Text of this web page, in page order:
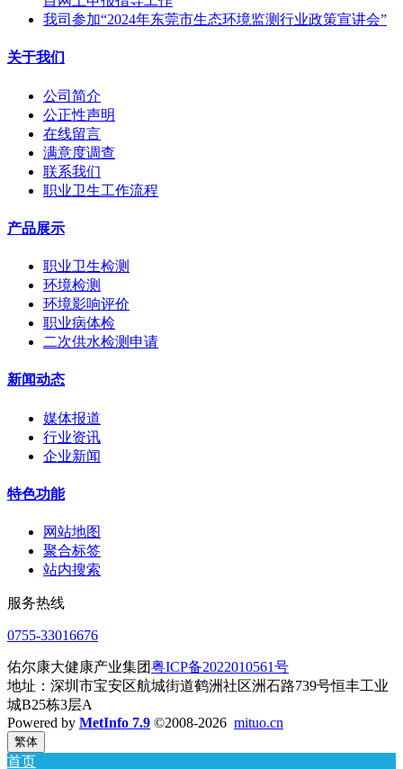
我司参加“2024年东莞市生态环境监测行业政策宣讲会”
关于我们
公司简介
公正性声明
在线留言
满意度调查
联系我们
职业卫生工作流程
产品展示
职业卫生检测
环境检测
环境影响评价
职业病体检
二次供水检测申请
新闻动态
媒体报道
行业资讯
企业新闻
特色功能
网站地图
聚合标签
站内搜索
服务热线
0755-33016676
佑尔康大健康产业集团粤ICP备2022010561号
地址：深圳市宝安区航城街道鹤洲社区洲石路739号恒丰工业
城B25栋3层A
Powered by MetInfo 7.9 ©2008-2026 mituo.cn
繁体
首页